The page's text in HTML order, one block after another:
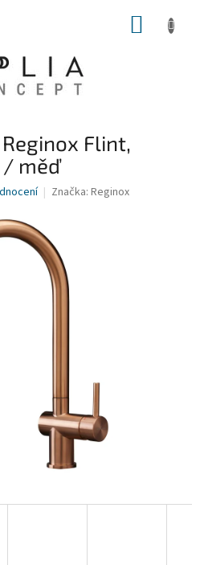
Flint,
/ měď
Značka: Reginox